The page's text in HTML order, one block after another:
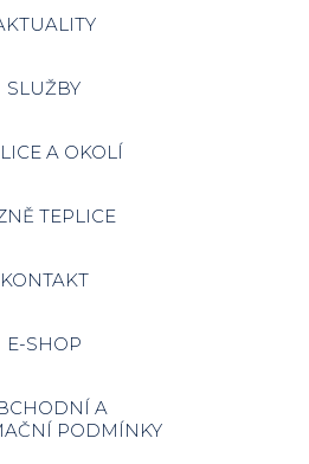
SLUŽBY
A OKOLÍ
TEPLICE
KONTAKT
E-SHOP
A
PODMÍNKY